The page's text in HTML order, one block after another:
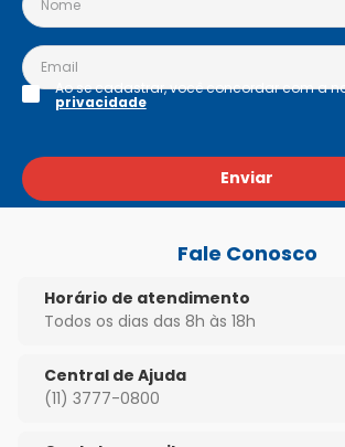
Enviar
Ao se cadastrar, você concordar com a
privacidade
Fale Conosco
Horário de atendimento
Todos os dias das 8h às 18h
Central de Ajuda
(11) 3777-0800